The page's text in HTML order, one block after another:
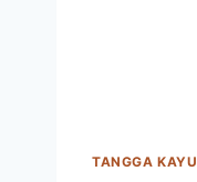
TANGGA KAYU